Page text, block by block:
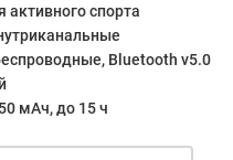
активного спорта
Bluetooth v5.0
мАч, до 15 ч